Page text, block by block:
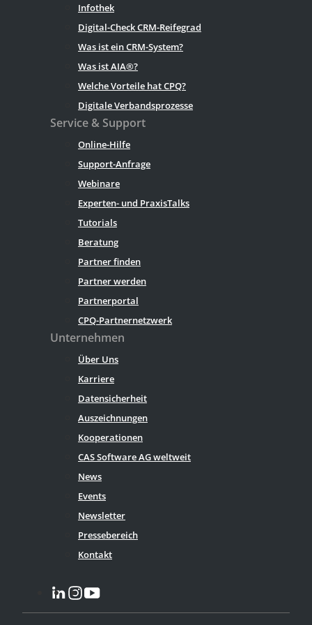
Infothek
Digital-Check CRM-Reifegrad
Was ist ein CRM-System?
Was ist AIA®?
Welche Vorteile hat CPQ?
Digitale Verbandsprozesse
Service & Support
Online-Hilfe
Support-Anfrage
Webinare
Experten- und PraxisTalks
Tutorials
Beratung
Partner finden
Partner werden
Partnerportal
CPQ-Partnernetzwerk
Unternehmen
Über Uns
Karriere
Datensicherheit
Auszeichnungen
Kooperationen
CAS Software AG weltweit
News
Events
Newsletter
Pressebereich
Kontakt